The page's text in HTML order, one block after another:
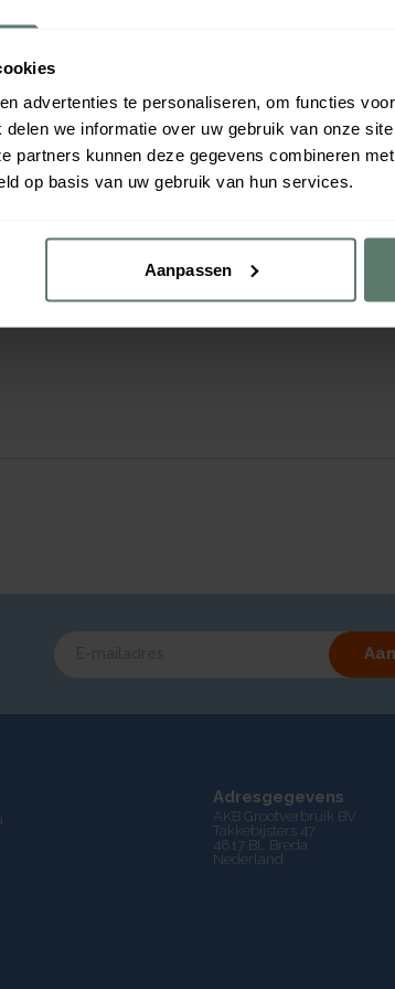
advertenties te personaliseren, om functies
we informatie over uw gebruik van onze
partners kunnen deze gegevens combineren
op basis van uw gebruik van hun services.
Aanpassen
Zowel inzetbaar voor
Adresgegevens
AKB Grootverbruik BV
Takkebijsters 47
4817 BL Breda
Nederland